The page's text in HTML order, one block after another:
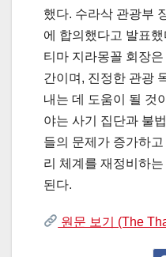
했다. 수라삭 관광부
에 합의했다고 발표
티마 지라몽꼴 회장
간이며, 진정한 관광
내는 데 도움이 될 것
야는 사기 집단과 불
들의 문제가 증가하
리 체계를 재정비하
된다.
원문 보기 (The